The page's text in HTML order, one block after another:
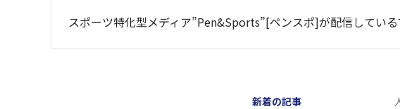
スポーツ特化型メディア”Pen&Sports”[ペンスポ]が配信している
新着の記事